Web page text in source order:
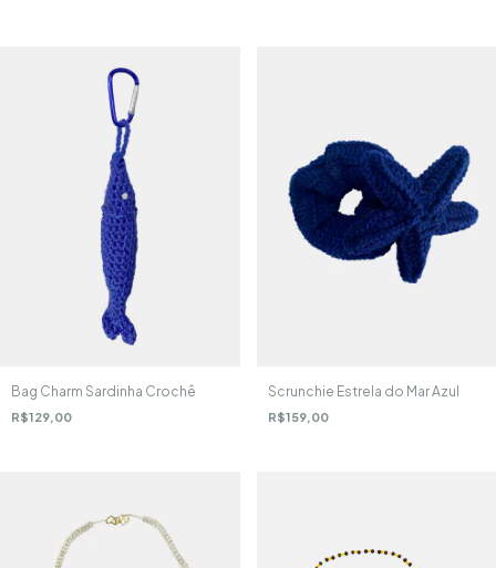
Bag Charm Sardinha Crochê
R$129,00
Scrunchie Estrela do Mar Azul
R$159,00